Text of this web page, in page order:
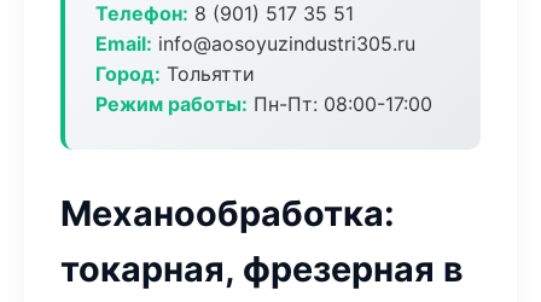
Телефон: 8 (901) 517 35 51
Email: info@aosoyuzindustri305.ru
Город: Тольятти
Режим работы: Пн-Пт: 08:00-17:00
Механообработка:
токарная, фрезерная в